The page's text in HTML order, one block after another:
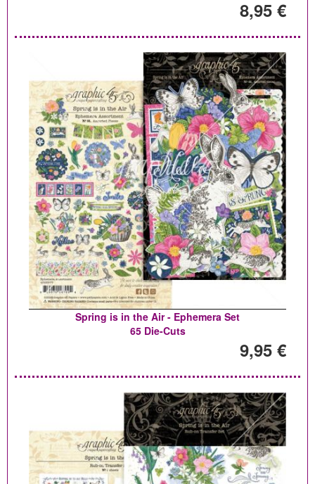
8,95 €
Spring is in the Air - Ephemera Set
65 Die-Cuts
9,95 €